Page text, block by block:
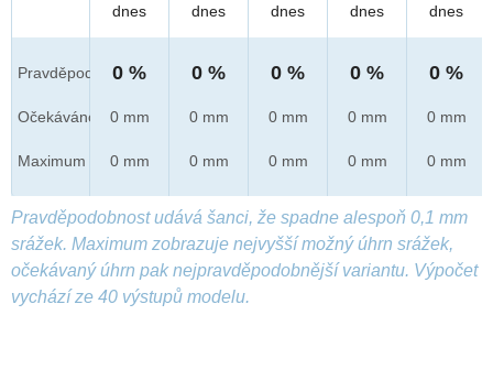
Pravděpod.
Očekáváno
Maximum
dnes
0 %
0 mm
0 mm
dnes
0 %
0 mm
0 mm
dnes
0 %
0 mm
0 mm
dnes
0 %
0 mm
0 mm
dnes
0 %
0 mm
0 mm
Pravděpodobnost udává šanci, že spadne alespoň 0,1 mm
srážek. Maximum zobrazuje nejvyšší možný úhrn srážek,
očekávaný úhrn pak nejpravděpodobnější variantu. Výpočet
vychází ze 40 výstupů modelu.